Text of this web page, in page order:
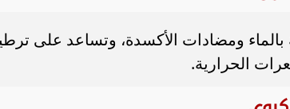
بالماء ومضادات الأكسدة، وتساعد على
الحرارية.